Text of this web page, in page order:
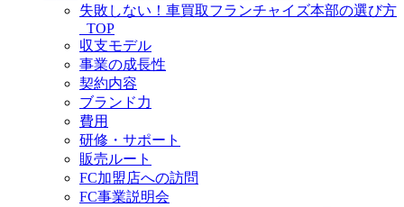
失敗しない！車買取フランチャイズ本部の選び方
_TOP
収支モデル
事業の成長性
契約内容
ブランド力
費用
研修・サポート
販売ルート
FC加盟店への訪問
FC事業説明会